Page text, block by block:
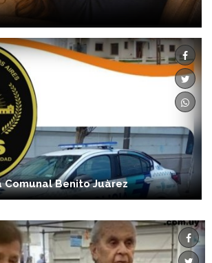
Comunal Benito Juàrez